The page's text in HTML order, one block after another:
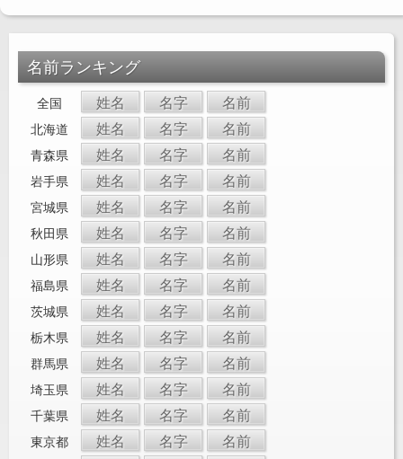
名前ランキング
全国 姓名 名字 名前
北海道 姓名 名字 名前
青森県 姓名 名字 名前
岩手県 姓名 名字 名前
宮城県 姓名 名字 名前
秋田県 姓名 名字 名前
山形県 姓名 名字 名前
福島県 姓名 名字 名前
茨城県 姓名 名字 名前
栃木県 姓名 名字 名前
群馬県 姓名 名字 名前
埼玉県 姓名 名字 名前
千葉県 姓名 名字 名前
東京都 姓名 名字 名前